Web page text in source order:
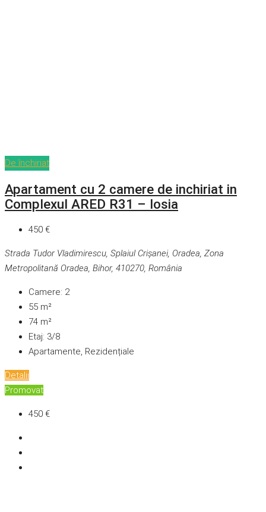
De închiriat
Apartament cu 2 camere de inchiriat in
Complexul ARED R31 – Iosia
450 €
Strada Tudor Vladimirescu, Splaiul Crișanei, Oradea, Zona
Metropolitană Oradea, Bihor, 410270, România
Camere: 2
55 m²
74 m²
Etaj: 3/8
Apartamente, Rezidențiale
Detalii
Promovat
450 €